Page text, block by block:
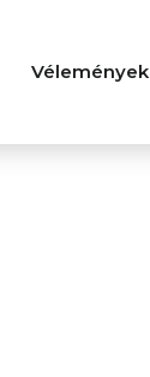
Vélemények